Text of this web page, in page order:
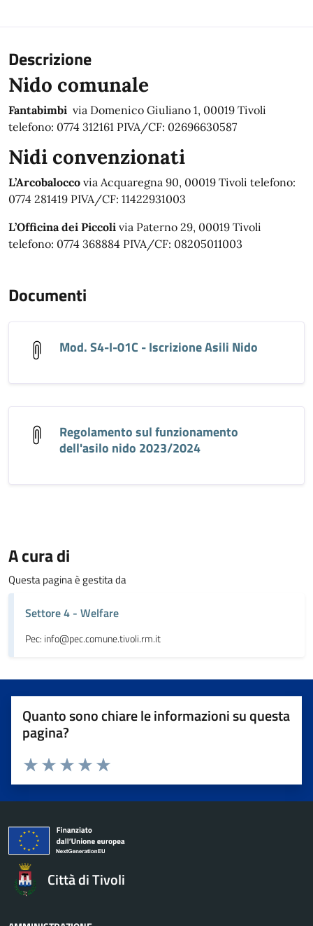
Descrizione
Nido comunale
Fantabimbi via Domenico Giuliano 1, 00019 Tivoli
telefono: 0774 312161 PIVA/CF: 02696630587
Nidi convenzionati
L’Arcobalocco via Acquaregna 90, 00019 Tivoli telefono:
0774 281419 PIVA/CF: 11422931003
L’Officina dei Piccoli via Paterno 29, 00019 Tivoli
telefono: 0774 368884 PIVA/CF: 08205011003
Documenti
Mod. S4-I-01C - Iscrizione Asili Nido
Regolamento sul funzionamento
dell'asilo nido 2023/2024
A cura di
Questa pagina è gestita da
Settore 4 - Welfare
Pec: info@pec.comune.tivoli.rm.it
Quanto sono chiare le informazioni su questa
pagina?
Valuta da 1 a 5 stelle la pagina
Valuta 5 stelle su 5
Valuta 4 stelle su 5
Valuta 3 stelle su 5
Valuta 2 stelle su 5
Valuta 1 stelle su 5
Città di Tivoli